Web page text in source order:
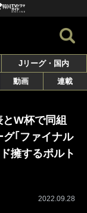
Jリーグ・国内
動画 連載
W杯で同組
｢ファイナル
擁するポルト
2022.09.28